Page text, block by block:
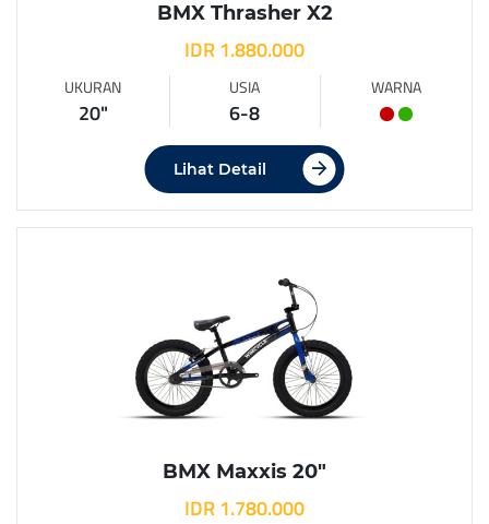
BMX Thrasher X2
IDR 1.880.000
UKURAN
20"
USIA
6-8
WARNA
Lihat Detail
BMX Maxxis 20″
IDR 1.780.000